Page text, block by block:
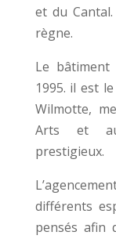
et du
règne.
Le
1995. il est
Wilmotte,
Arts et
prestigieux.
différents
pensés afin